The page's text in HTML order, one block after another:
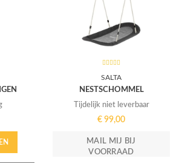
SALTA
NESTSCHOMMEL
Tijdelijk niet leverbaar
€ 99,00
MAIL MIJ BIJ
VOORRAAD